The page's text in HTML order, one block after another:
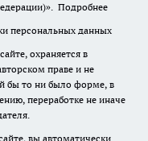
Подробнее
персональных данных
охраняется в
праве и не
бы то ни было форме, в
переработке не иначе
вы автоматически